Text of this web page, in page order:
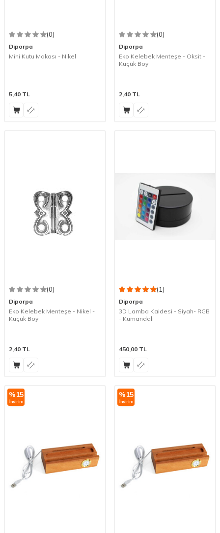
(0)
Diporpa
Mini Kutu Makası - Nikel
5,40 TL
(0)
Diporpa
Eko Kelebek Menteşe - Oksit -
Küçük Boy
2,40 TL
(0)
Diporpa
Eko Kelebek Menteşe - Nikel -
Küçük Boy
2,40 TL
(1)
Diporpa
3D Lamba Kaidesi - Siyah- RGB
- Kumandalı
450,00 TL
%15
İndirim
%15
İndirim